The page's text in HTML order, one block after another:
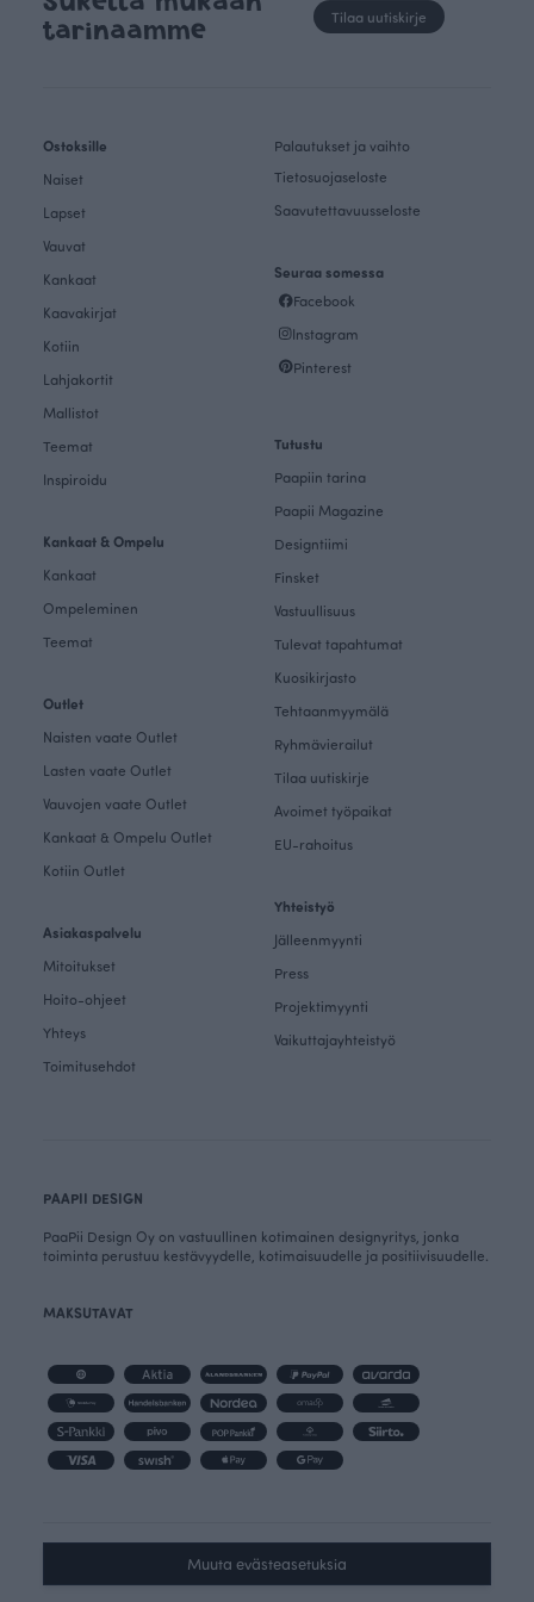
tarinaamme
Tilaa uutiskirje
Ostoksille
Naiset
Lapset
Vauvat
Kankaat
Kaavakirjat
Kotiin
Lahjakortit
Mallistot
Teemat
Inspiroidu
Kankaat & Ompelu
Kankaat
Ompeleminen
Teemat
Outlet
Naisten vaate Outlet
Lasten vaate Outlet
Vauvojen vaate Outlet
Kankaat & Ompelu Outlet
Kotiin Outlet
Asiakaspalvelu
Mitoitukset
Hoito-ohjeet
Yhteys
Toimitusehdot
Palautukset ja vaihto
Tietosuojaseloste
Saavutettavuusseloste
Seuraa somessa
Facebook
Instagram
Pinterest
Tutustu
Paapiin tarina
Paapii Magazine
Designtiimi
Finsket
Vastuullisuus
Tulevat tapahtumat
Kuosikirjasto
Tehtaanmyymälä
Ryhmävierailut
Tilaa uutiskirje
Avoimet työpaikat
EU-rahoitus
Yhteistyö
Jälleenmyynti
Press
Projektimyynti
Vaikuttajayhteistyö
PAAPII DESIGN
PaaPii Design Oy on vastuullinen kotimainen designyritys, jonka
toiminta perustuu kestävyydelle, kotimaisuudelle ja positiivisuudelle.
MAKSUTAVAT
Muuta evästeasetuksia